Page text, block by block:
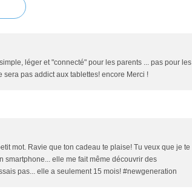
léger et "connecté" pour les parents ... pas pour les
pas addict aux tablettes! encore Merci !
mot. Ravie que ton cadeau te plaise! Tu veux que je te
smartphone... elle me fait même découvrir des
pas... elle a seulement 15 mois! #newgeneration